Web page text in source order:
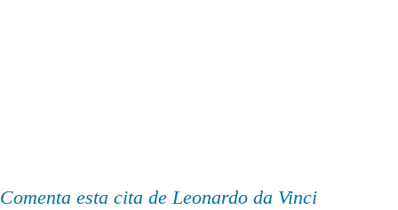
Comenta esta cita de Leonardo da Vinci